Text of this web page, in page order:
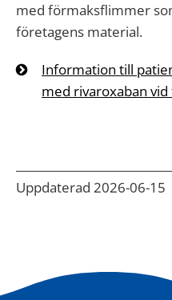
med förmaksflimmer
företagens material.
Information till
med rivaroxaban
Uppdaterad 2026-06-15